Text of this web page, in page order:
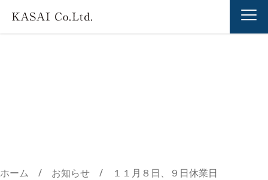
ホーム / お知らせ /
１１月８日、９日休業日